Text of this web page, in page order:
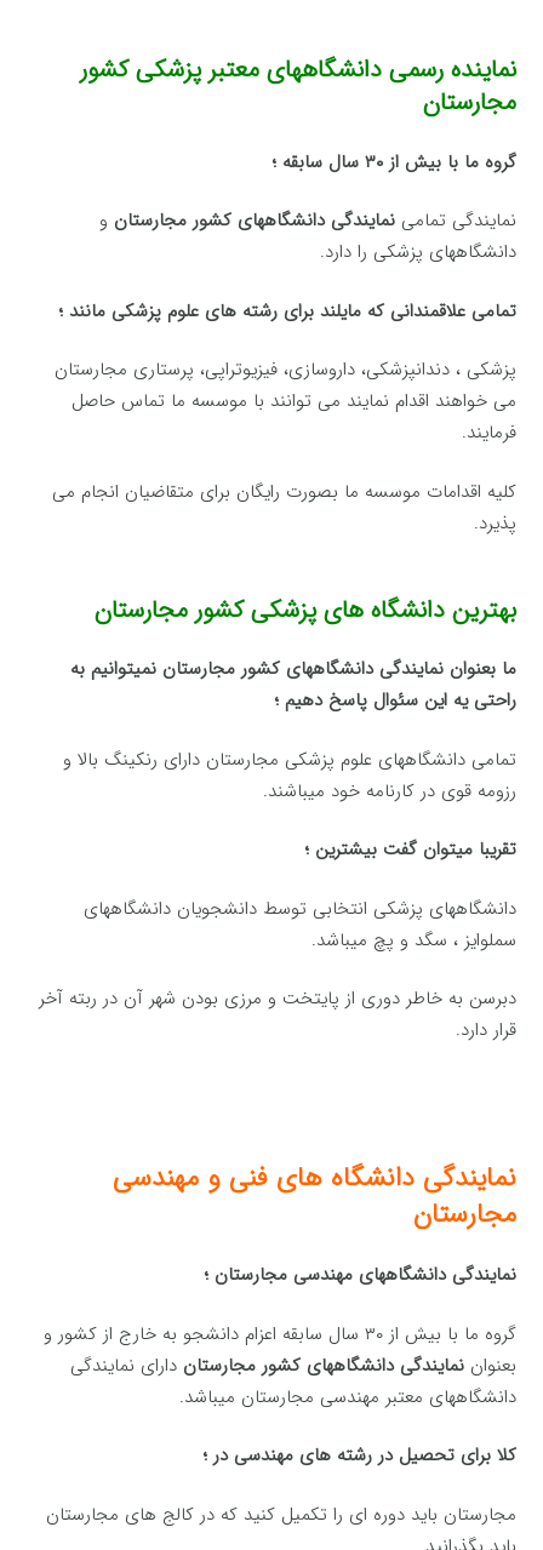
نماینده رسمی دانشگاههای معتبر پزشکی کشور
مجارستان
گروه ما با بیش از ۳۰ سال سابقه ؛
نمایندگی تمامینمایندگی دانشگاههای کشور مجارستان و
دانشگاههای پزشکی را دارد.
تمامی علاقمندانی که مایلند برای رشته های علوم پزشکی مانند ؛
پزشکی ، دندانپزشکی، داروسازی، فیزیوتراپی، پرستاری مجارستان
می خواهند اقدام نمایند می توانند با موسسه ما تماس حاصل
فرمایند.
کلیه اقدامات موسسه ما بصورت رایگان برای متقاضیان انجام می
پذیرد.
بهترین دانشگاه های پزشکی کشور مجارستان
ما بعنوان نمایندگی دانشگاههای کشور مجارستان نمیتوانیم به
راحتی یه این سئوال پاسخ دهیم ؛
تمامی دانشگاههای علوم پزشکی مجارستان دارای رنکینگ بالا و
رزومه قوی در کارنامه خود میباشند.
تقریبا میتوان گفت بیشترین ؛
دانشگاههای پزشکی انتخابی توسط دانشجویان دانشگاههای
سملوایز ، سگد و پچ میباشد.
دبرسن به خاطر دوری از پایتخت و مرزی بودن شهر آن در ربته آخر
قرار دارد.
نمایندگی دانشگاه های فنی و مهندسی
مجارستان
نمایندگی دانشگاههای مهندسی مجارستان ؛
گروه ما با بیش از ۳۰ سال سابقه اعزام دانشجو به خارج از کشور و
بعنواننمایندگی دانشگاههای کشور مجارستان دارای نمایندگی
دانشگاههای معتبر مهندسی مجارستان میباشد.
کلا برای تحصیل در رشته های مهندسی در ؛
مجارستان باید دوره ای را تکمیل کنید که در کالج های مجارستان